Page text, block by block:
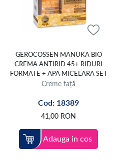
GEROCOSSEN MANUKA BIO
CREMA ANTIRID 45+ RIDURI
FORMATE + APA MICELARA SET
Creme față
Cod: 18389
41,00 RON
Adauga in cos